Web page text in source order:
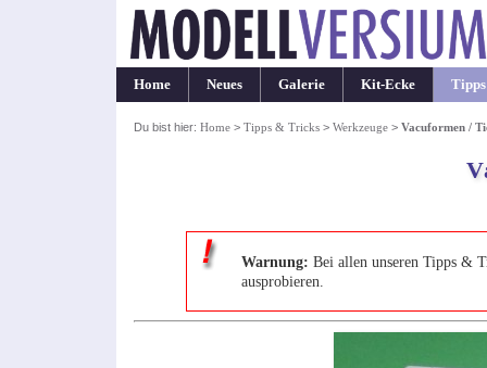
Home Neues Galerie Kit-Ecke
Du bist hier: Home> Tipps & Tricks> Werkzeuge> Vacuformen /
Warnung: Bei allen unseren Tipps &
ausprobieren.